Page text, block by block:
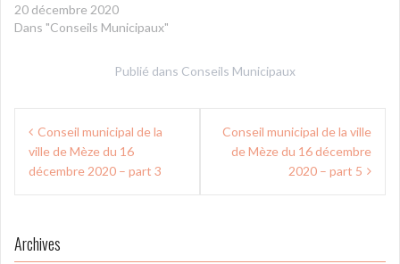
20 décembre 2020
Dans "Conseils Municipaux"
Publié dans Conseils Municipaux
Navigation
de
l’article
Conseil municipal de la
ville de Mèze du 16
décembre 2020 – part 3
Conseil municipal de la ville
de Mèze du 16 décembre
2020 – part 5
Archives